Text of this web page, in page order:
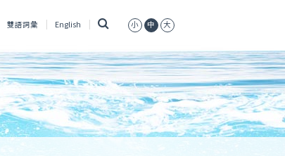
雙語詞彙 English 小 中 大